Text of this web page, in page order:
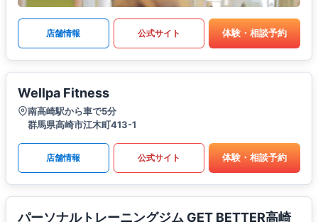
店舗情報 公式サイト 体験・相談予約
Wellpa Fitness
南高崎駅から車で5分
群馬県高崎市江木町413-1
店舗情報 公式サイト 体験・相談予約
パーソナルトレーニングジム GET BETTER高崎